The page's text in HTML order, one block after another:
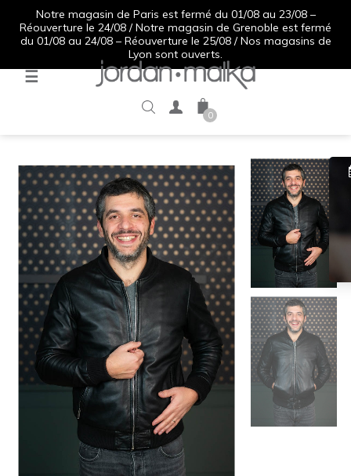
Notre magasin de Paris est fermé du 01/08 au 23/08 –
Réouverture le 24/08 / Notre magasin de Grenoble est fermé
du 01/08 au 24/08 – Réouverture le 25/08 / Nos magasins de
Lyon sont ouverts.
Basculer
☰
0